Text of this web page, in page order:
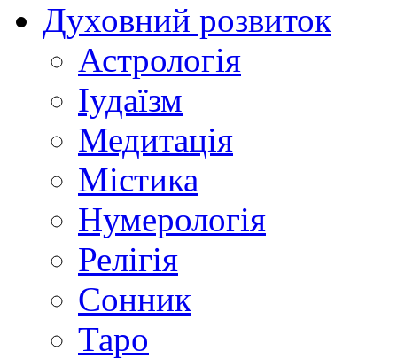
Духовний розвиток
Астрологія
Іудаїзм
Медитація
Містика
Нумерологія
Релігія
Сонник
Таро